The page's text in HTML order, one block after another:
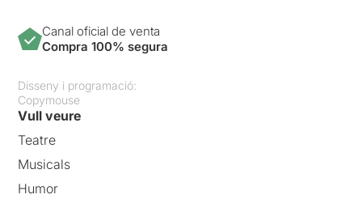
Canal oficial de venta
Compra 100% segura
Disseny i programació:
Copymouse
Vull veure
Teatre
Musicals
Humor